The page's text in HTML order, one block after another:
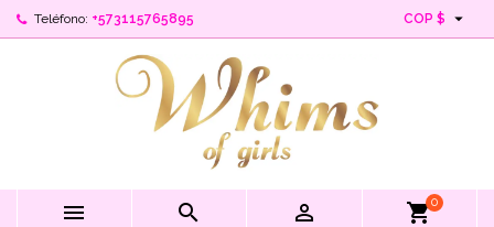
Teléfono: +573115765895 COP $ 
   shopping_cart0